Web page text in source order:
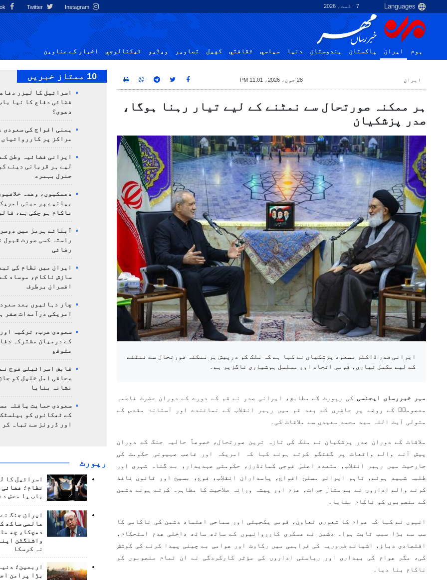
7 اگست، 2026 Instagram
ہوم ایران پاکستان ہندوستان دنیا سياسي ثقافتي کهيل تصاوير ویڈیو ٹيكنالوجي اخبار کے عناوین
ایران 28 جون، 2026، 11:01 PM
ہر ممکنہ صورتحال سے نمٹنے کے لیے تیار رہنا ہوگا،
صدر پزشکیان
ایرانی صدر ڈاکٹر مسعود پزشکیان نے کہا ہے کہ ملک کو درپیش ہر ممکنہ صورتحال سے نمٹنے
کے لیے مکمل تیاری، قومی اتحاد اور مسلسل ہوشیاری ناگزیر ہے۔
مہر خبررساں ایجنسی کی رپورٹ کے مطابق، ایرانی صدر نے قم کے دورے کے دوران حضرت فاطمہ
معصومہؑ کے روضے پر حاضری کے بعد قم میں رہبر انقلاب کے نمائندے اور آستانۂ مقدس کے
متولی آیت اللہ سید محمد سعیدی سے ملاقات کی۔
ملاقات کے دوران صدر پزشکیان نے ملک کی تازہ ترین صورتحال، خصوصاً حالیہ جنگ کے دوران
پیش آنے والے واقعات پر گفتگو کرتے ہوئے کہا کہ امریکہ اور غاصب صہیونی حکومت کی
جارحیت میں رہبر انقلاب، متعدد اعلیٰ فوجی کمانڈرز، حکومتی عہدیدار، بے گناہ شہری اور
طلبہ شہید ہوئے، تاہم ایرانی مسلح افواج، پاسداران انقلاب، فوج، بسیج اور قانون نافذ
کرنے والے اداروں نے بے مثال جرات، عزم اور پیشہ ورانہ صلاحیت کا مظاہرہ کرتے ہوئے دشمن
کے منصوبوں کو ناکام بنایا۔
انہوں نے کہا کہ عوام کا شعوری تعاون، قومی یکجہتی اور سماجی اعتماد دشمن کی ناکامی کا
سب سے بڑا سبب ثابت ہوا۔ دشمن نے عسکری کارروائیوں کے ساتھ ساتھ داخلی عدم استحکام،
اقتصادی دباؤ، اشیائے ضروریہ کی فراہمی میں رکاوٹ اور عوامی بے چینی پیدا کرنے کی کوشش
کی، مگر عوام کی بیداری اور ریاستی اداروں کی مؤثر کارکردگی نے ان تمام منصوبوں کو
ناکام بنا دیا۔
10 ممتاز خبریں
اسرائیل کا لیزر
فضائی دفاع کا نیا
دعوی؟
یمنی افواج کی سعودی
مراکز پر کارروائیاں
ایرانی فضائیہ وطن
لیے ہر قربانی دینے
جنرل بہمرد
دھمکیوں، وعدہ
بیانیے پر مبنی
ناکام ہو چکی ہے،
آبنائے ہرمز میں
راستہ کسی صورت قبول
رضائی
ایران میں نظام کی
سازش ناکام، موساد
افسران برطرف
چار دہائیوں بعد
امریکی درآمدات صفر
سعودی عرب، ترکیہ
کے درمیان مشترکہ
متوقع
قابض اسرائیلی فوج
صحافی امل خلیل کو
نشانہ بنایا
سعودی حمایت یافتہ
کے ٹھکانوں کو
اور ڈرونز سے تباہ کر
رپورٹ
اسرائیل کا
نظام؛ فضائی
باب یا محض
ایران جنگ
عالمی ساکھ
دھچکا، چھ
واشنگٹن
نہ کرسکا
اربعین؛
بڑا پرامن